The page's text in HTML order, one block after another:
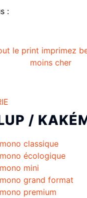
:
/
classique
écologique
mini
grand format
premium